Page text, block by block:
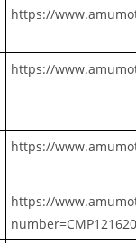
https://
https://
https://
https://